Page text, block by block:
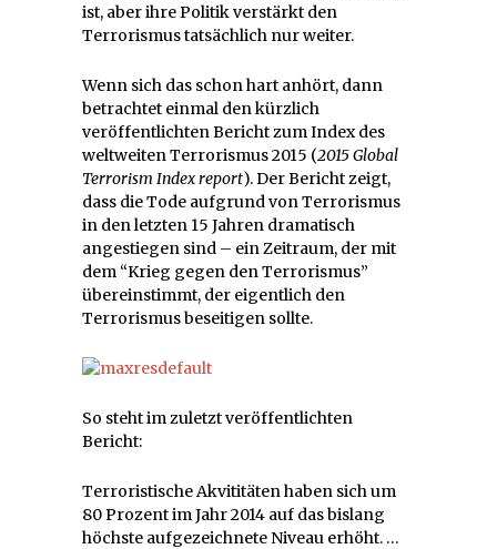
ist, aber ihre Politik verstärkt den
Terrorismus tatsächlich nur weiter.
Wenn sich das schon hart anhört, dann
betrachtet einmal den kürzlich
veröffentlichten Bericht zum Index des
weltweiten Terrorismus 2015 (2015 Global
Terrorism Index report). Der Bericht zeigt,
dass die Tode aufgrund von Terrorismus
in den letzten 15 Jahren dramatisch
angestiegen sind – ein Zeitraum, der mit
dem “Krieg gegen den Terrorismus”
übereinstimmt, der eigentlich den
Terrorismus beseitigen sollte.
So steht im zuletzt veröffentlichten
Bericht:
Terroristische Akvititäten haben sich um
80 Prozent im Jahr 2014 auf das bislang
höchste aufgezeichnete Niveau erhöht. …